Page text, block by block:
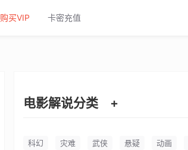
购买VIP 卡密充值
电影解说分类 +
科幻 灾难 武侠 悬疑 动画